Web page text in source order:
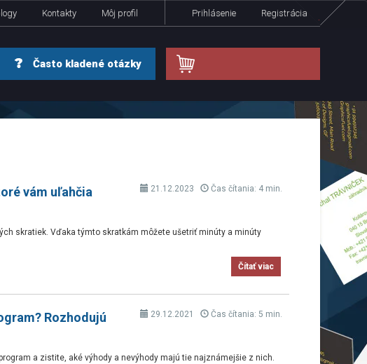
Kontakty Môj profil Prihlásenie Registrácia
Často kladené otázky
.
21.12.2023 Čas čítania: 4 min.
vám uľahčia
skratiek. Vďaka týmto skratkám môžete ušetriť minúty a minúty
Čítať viac
29.12.2021 Čas čítania: 5 min.
Rozhodujú
a zistite, aké výhody a nevýhody majú tie najznámejšie z nich.